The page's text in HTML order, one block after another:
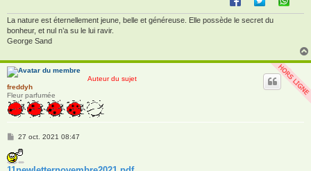
La nature est éternellement jeune, belle et généreuse. Elle possède le secret du
bonheur, et nul n’a su le lui ravir.
George Sand
Auteur du sujet
freddyh
Fleur parfumée
M
s
s
27 oct. 2021 08:47